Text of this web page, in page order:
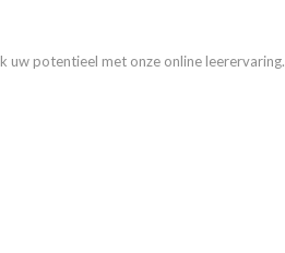
uw potentieel met onze online leerervaring.